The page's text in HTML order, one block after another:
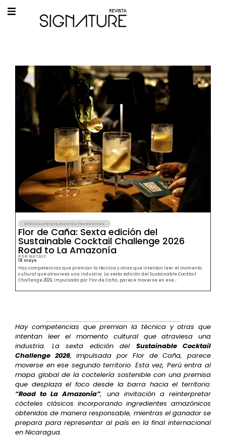
Elixir,Coctelera,Eventos,Tendencias
Flor de Caña: Sexta edición del
Sustainable Cocktail Challenge 2026
Road to La Amazonía
POR NATALY
18 mayo
Hay competencias que premian la técnica y otras que intentan leer el momento
cultural que atraviesa una industria. La sexta edición del Sustainable Cocktail
Challenge 2026, impulsada por Flor de Caña, parece moverse en ese...
Hay competencias que premian la técnica y otras que
intentan leer el momento cultural que atraviesa una
industria. La sexta edición del Sustainable Cocktail
Challenge 2026, impulsada por Flor de Caña, parece
moverse en ese segundo territorio. Esta vez, Perú entra al
mapa global de la coctelería sostenible con una premisa
que desplaza el foco desde la barra hacia el territorio:
“Road to La Amazonía”, una invitación a reinterpretar
cócteles clásicos incorporando ingredientes amazónicos
obtenidos de manera responsable, mientras el ganador se
prepara para representar al país en la final internacional
en Nicaragua.